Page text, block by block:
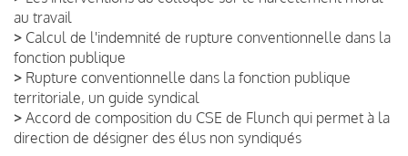
au travail
> Calcul de l'indemnité de rupture conventionnelle dans la
fonction publique
> Rupture conventionnelle dans la fonction publique
territoriale, un guide syndical
> Accord de composition du CSE de Flunch qui permet à la
direction de désigner des élus non syndiqués